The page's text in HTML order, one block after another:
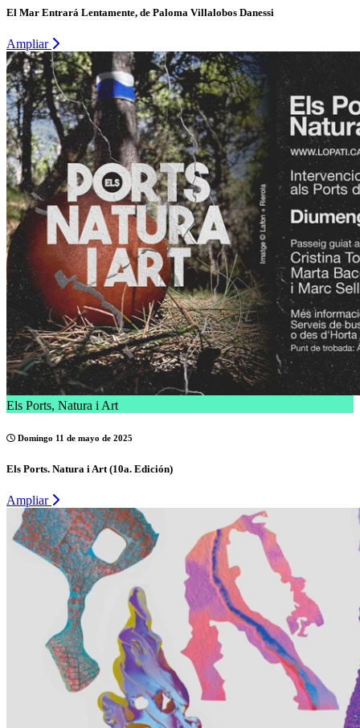
El Mar Entrará Lentamente, de Paloma Villalobos Danessi
Ampliar
Els Ports, Natura i Art
Domingo 11 de mayo de 2025
Els Ports. Natura i Art (10a. Edición)
Ampliar